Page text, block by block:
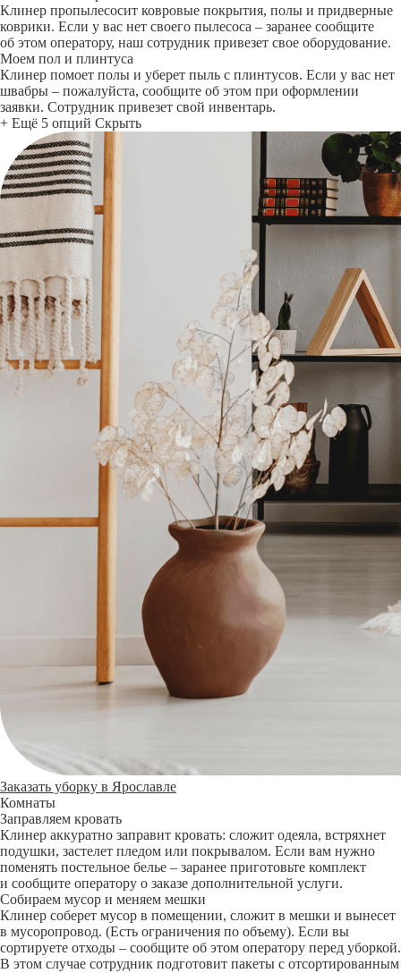
Клинер пропылесосит ковровые покрытия, полы и придверные
коврики. Если у вас нет своего пылесоса – заранее сообщите
об этом оператору, наш сотрудник привезет свое оборудование.
Моем пол и плинтуса
Клинер помоет полы и уберет пыль с плинтусов. Если у вас нет
швабры – пожалуйста, сообщите об этом при оформлении
заявки. Сотрудник привезет свой инвентарь.
+ Ещё 5 опций Скрыть
Заказать уборку в Ярославле
Комнаты
Заправляем кровать
Клинер аккуратно заправит кровать: сложит одеяла, встряхнет
подушки, застелет пледом или покрывалом. Если вам нужно
поменять постельное белье – заранее приготовьте комплект
и сообщите оператору о заказе дополнительной услуги.
Собираем мусор и меняем мешки
Клинер соберет мусор в помещении, сложит в мешки и вынесет
в мусоропровод. (Есть ограничения по объему). Если вы
сортируете отходы – сообщите об этом оператору перед уборкой.
В этом случае сотрудник подготовит пакеты с отсортированным